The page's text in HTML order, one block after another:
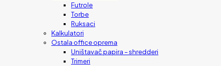
Futrole
Torbe
Ruksaci
Kalkulatori
Ostala office oprema
Uništavač papira – shredderi
Trimeri